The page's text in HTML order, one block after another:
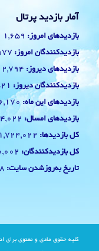
آمار بازدید پرتال
بازدیدهای امروز: 1,659
بازدیدکنندگان امروز:
بازدیدهای دیروز: 2,794
بازدیدکنندگان دیروز:
بازدیدهای این ماه:
بازدیدهای امسال:
کل بازدیدها: 1,724,022
کل بازدیدکنند‌گان:
تاریخ به‌روزشدن سایت: 18
کلیه حقوق مادی و معنوی برای